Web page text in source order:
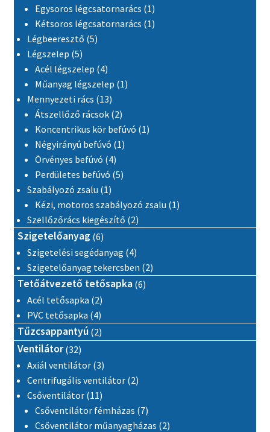
Egysoros légcsatornarács 11 termék
Kétsoros légcsatornarács 11 termék
Légbeeresztő 55 termék
Légszelep 55 termék
Acél légszelep 44 termék
Műanyag légszelep 11 termék
Mennyezeti rács 1313 termék
Átszellőző rácsok 22 termék
Koncentrikus kör befúvó 11 termék
Négyirányú befúvó 11 termék
Örvényes befúvó 44 termék
Perdületes befúvó 55 termék
Szabályozó zsalu 11 termék
Kézi, motoros szabályozó zsalu 11 termék
Szellőzőrács kiegészítő 22 termék
Szigetelőanyag 66 termék
Szigetelési segédanyag 44 termék
Szigetelőanyag tekercsben 22 termék
Tetőátvezető tetősapka 66 termék
Acél tetősapka 22 termék
PVC tetősapka 44 termék
Tűzcsappantyú 22 termék
Ventilátor 3232 termék
Axiál ventilátor 33 termék
Centrifugális ventilátor 22 termék
Csőventilátor 1111 termék
Csőventilátor fémházas 77 termék
Csőventilátor műanyagházas 22 termék